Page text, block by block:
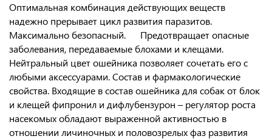
Оптимальная комбинация действующих веществ
надежно прерывает цикл развития паразитов.
Максимально безопасный. Предотвращает опасные
заболевания, передаваемые блохами и клещами.
Нейтральный цвет ошейника позволяет сочетать его с
любыми аксессуарами. Состав и фармакологические
свойства. Входящие в состав ошейника для собак от блок
и клещей фипронил и дифлубензурон – регулятор роста
насекомых обладают выраженной активностью в
отношении личиночных и половозрелых фаз развития